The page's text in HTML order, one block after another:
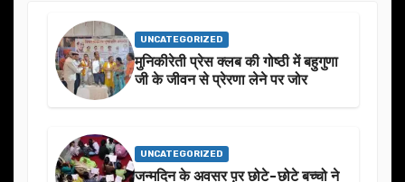
UNCATEGORIZED
मुनिकीरेती प्रेस क्लब की गोष्ठी में बहुगुणा
जी के जीवन से प्रेरणा लेने पर जोर
UNCATEGORIZED
जन्मदिन के अवसर प़र छोटे-छोटे बच्चो ने